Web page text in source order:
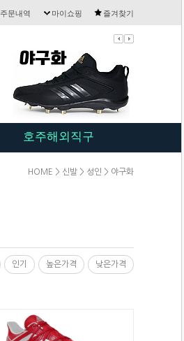
주문내역 마이쇼핑 즐겨찾기
호주해외직구
HOME > 신발 > 성인 > 야구화
인기 높은가격 낮은가격